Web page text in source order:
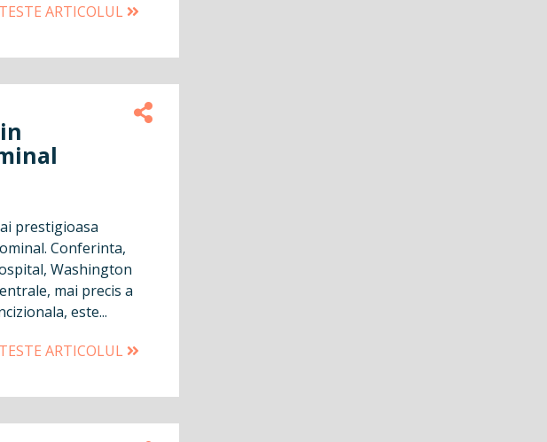
ARTICOLUL
prestigioasa
Conferinta,
Washington
mai precis a
este...
ARTICOLUL